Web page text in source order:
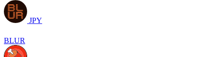
JPY
BLUR